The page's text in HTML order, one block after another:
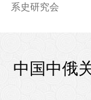
系史研究会
中国中俄